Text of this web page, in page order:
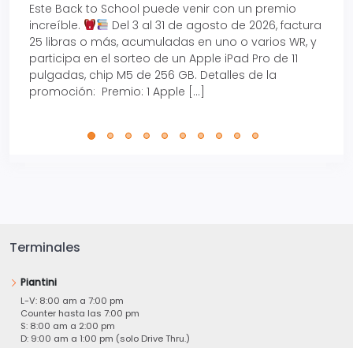
Este Back to School puede venir con un premio
increíble.
Del 3 al 31 de agosto de 2026, factura
25 libras o más, acumuladas en uno o varios WR, y
participa en el sorteo de un Apple iPad Pro de 11
pulgadas, chip M5 de 256 GB. Detalles de la
promoción: Premio: 1 Apple […]
Terminales
Piantini
L-V: 8:00 am a 7:00 pm
Counter hasta las 7:00 pm
S: 8:00 am a 2:00 pm
D: 9:00 am a 1:00 pm (solo Drive Thru.)